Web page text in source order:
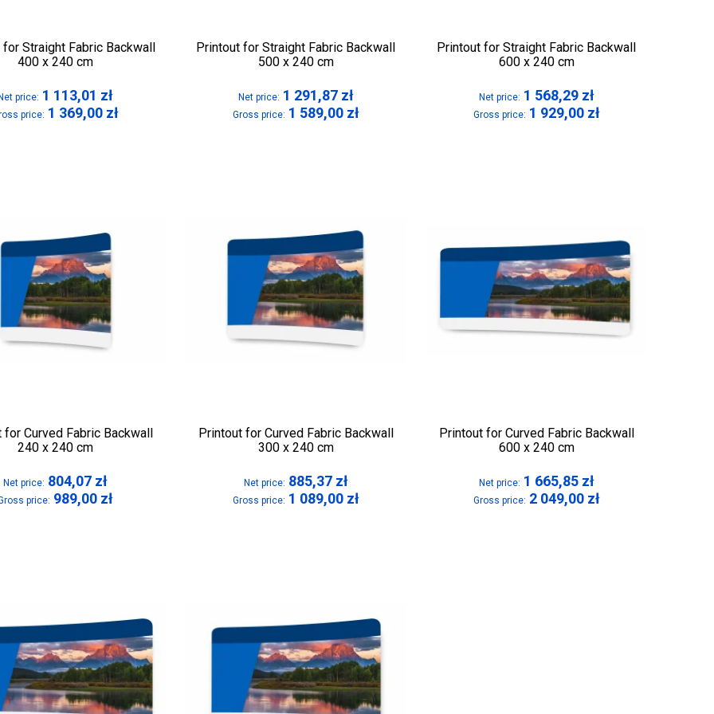
Straight Fabric Backwall
400 x 240 cm
price: 1 113,01 zł
price: 1 369,00 zł
Printout for Straight Fabric Backwall
500 x 240 cm
Net price: 1 291,87 zł
Gross price: 1 589,00 zł
Printout for Straight Fabric Backwall
600 x 240 cm
Net price: 1 568,29 zł
Gross price: 1 929,00 zł
for Curved Fabric Backwall
240 x 240 cm
Net price: 804,07 zł
price: 989,00 zł
Printout for Curved Fabric Backwall
300 x 240 cm
Net price: 885,37 zł
Gross price: 1 089,00 zł
Printout for Curved Fabric Backwall
600 x 240 cm
Net price: 1 665,85 zł
Gross price: 2 049,00 zł